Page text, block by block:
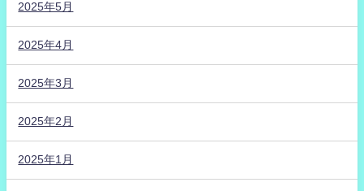
2025年5月
2025年4月
2025年3月
2025年2月
2025年1月